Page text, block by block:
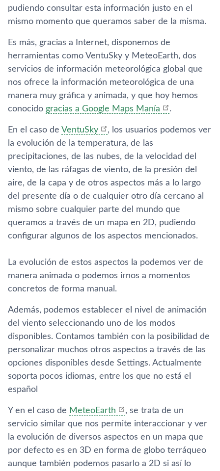
pudiendo consultar esta información justo en el
mismo momento que queramos saber de la misma.
Es más, gracias a Internet, disponemos de
herramientas como VentuSky y MeteoEarth, dos
servicios de información meteorológica global que
nos ofrece la información meteorológica de una
manera muy gráfica y animada, y que hoy hemos
conocido gracias a Google Maps Maní­a .
En el caso de VentuSky
, los usuarios podemos ver
la evolución de la temperatura, de las
precipitaciones, de las nubes, de la velocidad del
viento, de las ráfagas de viento, de la presión del
aire, de la capa y de otros aspectos más a lo largo
del presente dí­a o de cualquier otro dí­a cercano al
mismo sobre cualquier parte del mundo que
queramos a través de un mapa en 2D, pudiendo
configurar algunos de los aspectos mencionados.
La evolución de estos aspectos la podemos ver de
manera animada o podemos irnos a momentos
concretos de forma manual.
Además, podemos establecer el nivel de animación
del viento seleccionando uno de los modos
disponibles. Contamos también con la posibilidad de
personalizar muchos otros aspectos a través de las
opciones disponibles desde Settings. Actualmente
soporta pocos idiomas, entre los que no está el
español
Y en el caso de MeteoEarth
, se trata de un
servicio similar que nos permite interaccionar y ver
la evolución de diversos aspectos en un mapa que
por defecto es en 3D en forma de globo terráqueo
aunque también podemos pasarlo a 2D si así­ lo